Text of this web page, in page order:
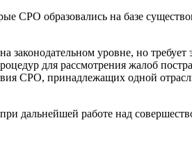
СРО образовались на базе
уровне, но требует
для рассмотрения жалоб
СРО, принадлежащих одной
дальнейшей работе над